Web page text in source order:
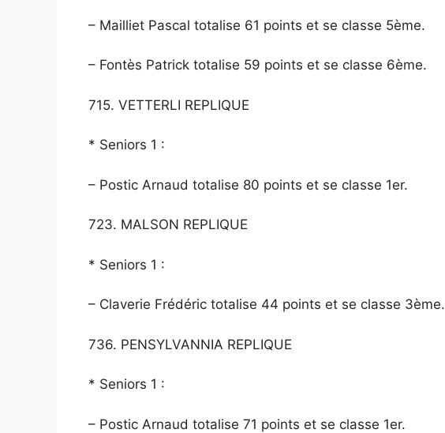
– Mailliet Pascal totalise 61 points et se classe 5ème.
– Fontès Patrick totalise 59 points et se classe 6ème.
715. VETTERLI REPLIQUE
* Seniors 1 :
– Postic Arnaud totalise 80 points et se classe 1er.
723. MALSON REPLIQUE
* Seniors 1 :
– Claverie Frédéric totalise 44 points et se classe 3ème.
736. PENSYLVANNIA REPLIQUE
* Seniors 1 :
– Postic Arnaud totalise 71 points et se classe 1er.